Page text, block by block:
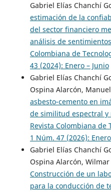
Gabriel Elías Chanchí
estimación de la
del sector financiero
análisis de
Colombiana de
43 (2024): Enero – Junio
Gabriel Elías Chanchí
Ospina Alarcón,
asbesto-cemento en
de similitud espectral
Revista Colombiana de
1 Núm. 47 (2026):
Gabriel Elías Chanchí
Ospina Alarcón,
Construcción de un
para la conducción de